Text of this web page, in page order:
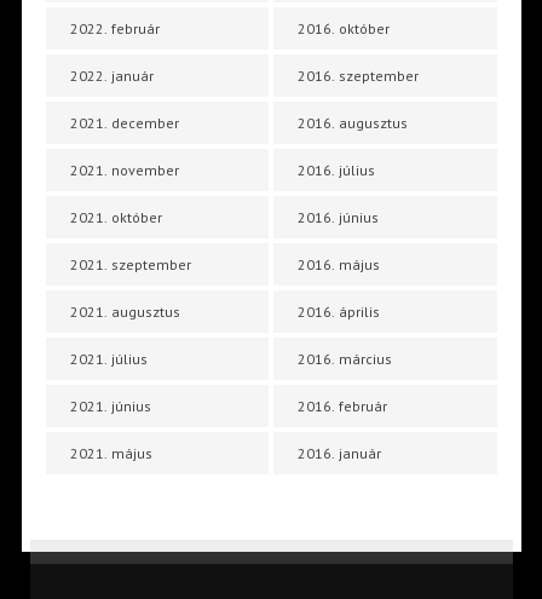
2022. február
2022. január
2021. december
2021. november
2021. október
2021. szeptember
2021. augusztus
2021. július
2021. június
2021. május
2016. október
2016. szeptember
2016. augusztus
2016. július
2016. június
2016. május
2016. április
2016. március
2016. február
2016. január